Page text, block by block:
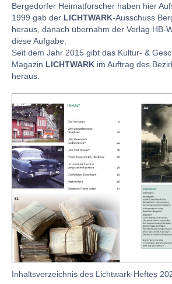
Bergedorfer Heimatforscher haben hier
1999 gab der LICHTWARK-Ausschuss
heraus, danach übernahm der Verlag HB-
diese Aufgabe.
Seit dem Jahr 2015 gibt das Kultur- &
Magazin LICHTWARK im Auftrag des
heraus.
Inhaltsverzeichnis des Lichtwark-Heftes